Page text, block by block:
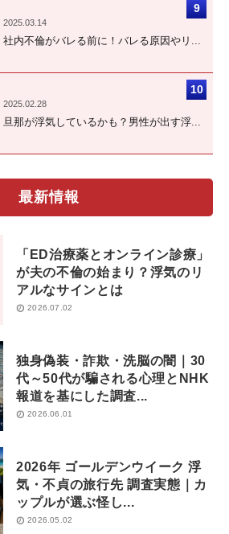
2025.03.14
社内不倫がバレる前に！バレる原因やリ...
2025.02.28
旦那が浮気しているかも？男性が出す浮...
最新情報
「ED治療薬とオンライン診療」
が夫の不倫の始まり？浮気のリ
アルなサインとは
2026.07.02
独身偽装・詐欺・洗脳の闇｜30
代～50代が騙される心理とNHK
報道を基にした調査...
2026.06.01
2026年 ゴールデンウイーク 浮
気・不貞の旅行先 調査実態｜カ
ップルが選ぶ怪し...
2026.05.02